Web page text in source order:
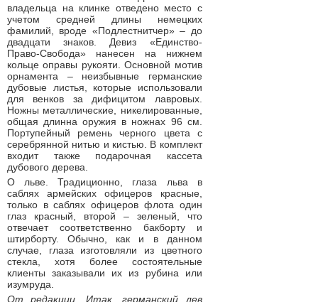
владельца на клинке отведено место с
учетом средней длины немецких
фамилий, вроде «Подлестнитчер» – до
двадцати знаков. Девиз «Единство-
Право-Свобода» нанесен на нижнем
кольце оправы рукояти. Основной мотив
орнамента – неизбывные германские
дубовые листья, которые использовали
для венков за дифицитом лавровых.
Ножны металлические, никелированные,
общая длинна оружия в ножнах 96 см.
Портупейный ремень черного цвета с
серебрянной нитью и кистью. В комплект
входит также подарочная кассета
дубового дерева.
О льве. Традиционно, глаза льва в
саблях армейских офицеров красные,
только в саблях офицеров флота один
глаз красный, второй – зеленый, что
отвечает соответственно бакборту и
штирборту. Обычно, как и в данном
случае, глаза изготовляли из цветного
стекла, хотя более состоятельные
клиенты заказывали их из рубина или
изумруда.
От редакции. Итак, германский лев